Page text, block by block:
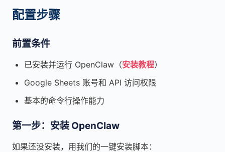
配置步骤
前置条件
已安装并运行 OpenClaw（安装教程）
Google Sheets 账号和 API 访问权限
基本的命令行操作能力
第一步：安装 OpenClaw
如果还没安装，用我们的一键安装脚本：